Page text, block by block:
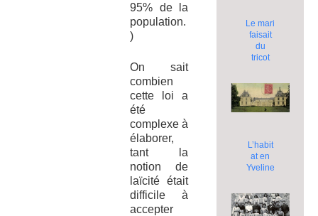
95% de la
population.
)
On sait
combien
cette loi a
été
complexe à
élaborer,
tant la
notion de
laïcité était
difficile à
accepter
Le mari
faisait
du
tricot
L’habit
at en
Yveline